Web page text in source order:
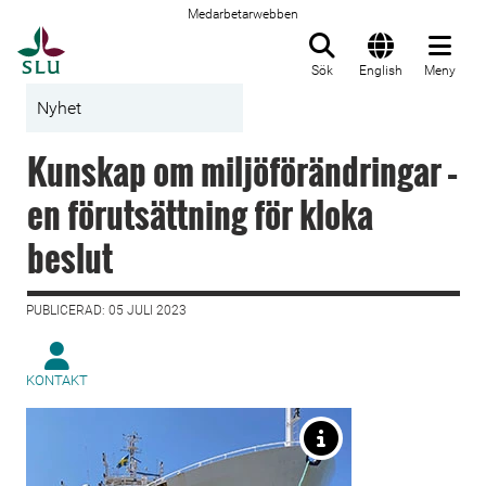
Medarbetarwebben
Sök English Meny
Nyhet
Kunskap om miljöförändringar –
en förutsättning för kloka
beslut
PUBLICERAD: 05 JULI 2023
KONTAKT